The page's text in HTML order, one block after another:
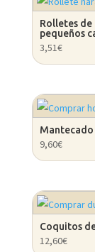
Rolletes de
pequeños
3,51€
Mantecado
9,60€
Coquitos
12,60€